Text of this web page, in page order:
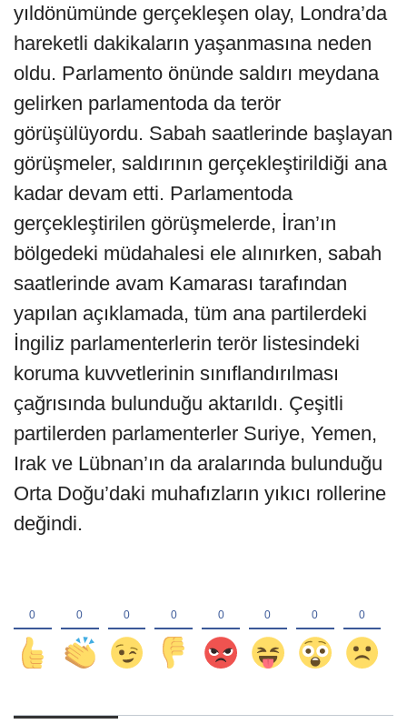
yıldönümünde gerçekleşen olay, Londra’da
hareketli dakikaların yaşanmasına neden
oldu. Parlamento önünde saldırı meydana
gelirken parlamentoda da terör
görüşülüyordu. Sabah saatlerinde başlayan
görüşmeler, saldırının gerçekleştirildiği ana
kadar devam etti. Parlamentoda
gerçekleştirilen görüşmelerde, İran’ın
bölgedeki müdahalesi ele alınırken, sabah
saatlerinde avam Kamarası tarafından
yapılan açıklamada, tüm ana partilerdeki
İngiliz parlamenterlerin terör listesindeki
koruma kuvvetlerinin sınıflandırılması
çağrısında bulunduğu aktarıldı. Çeşitli
partilerden parlamenterler Suriye, Yemen,
Irak ve Lübnan’ın da aralarında bulunduğu
Orta Doğu’daki muhafızların yıkıcı rollerine
değindi.